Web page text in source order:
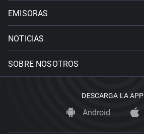
EMISORAS
NOTICIAS
SOBRE NOSOTROS
DESCARGA LA APP
Android